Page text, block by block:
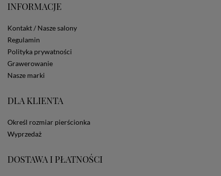
Informacja o dobrowolności podania danych
nie podasz danych, nie będziesz mógł przeglądać
zawartości naszej strony
Zautomatyzowane podejmowanie decyzji
Na stronie Sklepu są wykorzystywane pliki cookies.
Stosowane są one w celach zapewnienia maksymalnej
wygody wszystkich użytkowników (w tym Kupujących)
anonimowych danych dla celów reklamowych i
portale społecznościowe, np. Facebook). Korzystanie
dotyczących cookies oznacza, że będą one
użytkownika. Jeżeli użytkownik nie wyraża zgody na
INFORMACJE
Kontakt / Nasze salony
Regulamin
Polityka prywatności
Grawerowanie
Nasze marki
DLA KLIENTA
Określ rozmiar pierścionka
Wyprzedaż
DOSTAWA I PŁATNOŚCI